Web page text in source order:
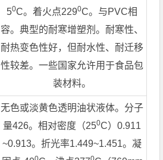
50C。着火点2290C。与PVC相
容。典型的耐寒增塑剂。耐寒性、
耐热变色性好，但耐水性、耐迁移
性较差。一些国家允许用于食品包
装材料。
无色或淡黄色透明油状液体。分子
量426。相对密度（250C）0.911
~0.913。折光率1.449~1.451。凝